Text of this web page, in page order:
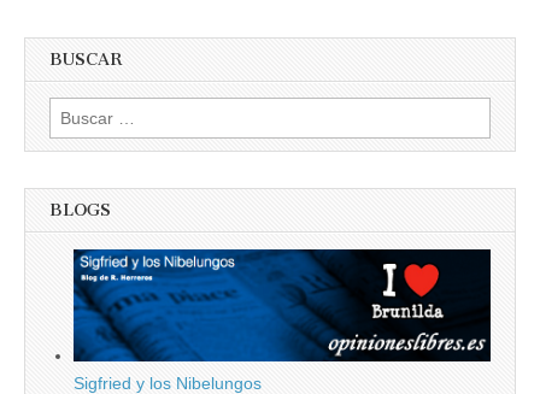
BUSCAR
Buscar:
BLOGS
Sigfried y los Nibelungos